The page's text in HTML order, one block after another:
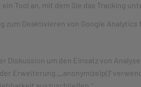
Tool an, mit dem Sie das Tracking
zum Deaktivieren von Google Analytics
Diskussion um den Einsatz von
Erweiterung „_anonymizeIp()“